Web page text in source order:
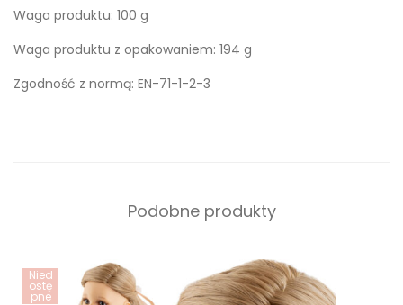
Waga produktu: 100 g
Waga produktu z opakowaniem: 194 g
Zgodność z normą: EN-71-1-2-3
Podobne produkty
Nied
ostę
pne